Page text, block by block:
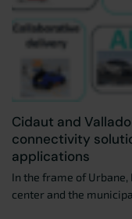
Cidaut and
connectivity
applications
In the frame of
center and the